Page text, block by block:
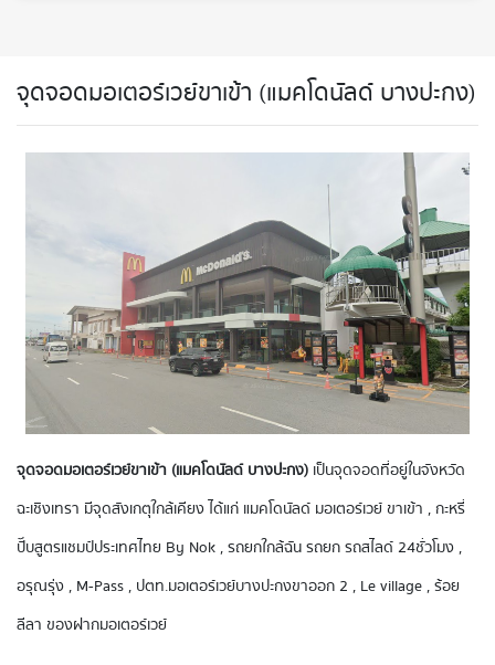
จุดจอดมอเตอร์เวย์ขาเข้า (แมคโดนัลด์ บางปะกง)
จุดจอดมอเตอร์เวย์ขาเข้า (แมคโดนัลด์ บางปะกง) เป็นจุดจอดที่อยู่ในจังหวัด
ฉะเชิงเทรา มีจุดสังเกตุใกล้เคียง ได้แก่ แมคโดนัลด์ มอเตอร์เวย์ ขาเข้า , กะหรี่
ปั๊บสูตรแชมป์ประเทศไทย By Nok , รถยกใกล้ฉัน รถยก รถสไลด์ 24ชั่วโมง ,
อรุณรุ่ง , M-Pass , ปตท.มอเตอร์เวย์บางปะกงขาออก 2 , Le village , ร้อย
ลีลา ของฝากมอเตอร์เวย์